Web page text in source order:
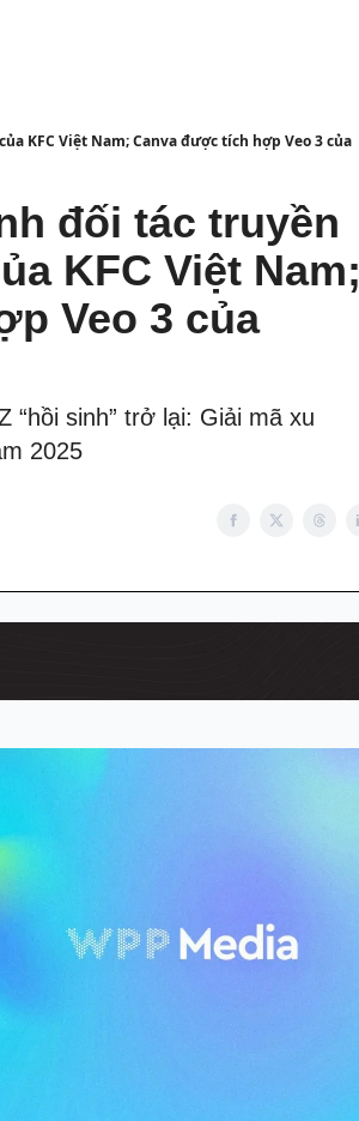
KFC Việt Nam; Canva được tích hợp Veo 3 của
đối tác truyền
KFC Việt Nam;
Veo 3 của
“hồi sinh” trở lại: Giải mã xu
2025